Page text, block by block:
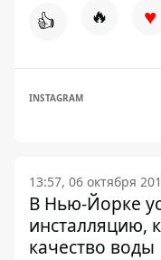
👍 🔥 ♥
INSTAGRAM
13:57, 06 октября
В Нью-Йорке
инсталляцию,
качество воды